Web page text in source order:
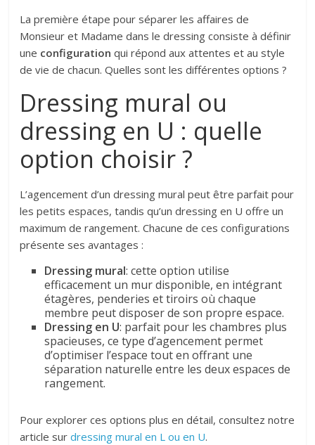
La première étape pour séparer les affaires de
Monsieur et Madame dans le dressing consiste à définir
une configuration qui répond aux attentes et au style
de vie de chacun. Quelles sont les différentes options ?
Dressing mural ou
dressing en U : quelle
option choisir ?
L’agencement d’un dressing mural peut être parfait pour
les petits espaces, tandis qu’un dressing en U offre un
maximum de rangement. Chacune de ces configurations
présente ses avantages :
Dressing mural: cette option utilise
efficacement un mur disponible, en intégrant
étagères, penderies et tiroirs où chaque
membre peut disposer de son propre espace.
Dressing en U: parfait pour les chambres plus
spacieuses, ce type d’agencement permet
d’optimiser l’espace tout en offrant une
séparation naturelle entre les deux espaces de
rangement.
Pour explorer ces options plus en détail, consultez notre
article surdressing mural en L ou en U.